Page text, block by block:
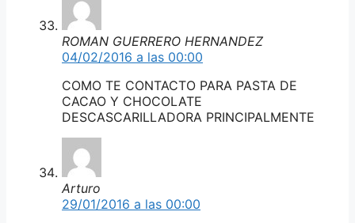
ROMAN GUERRERO HERNANDEZ
04/02/2016 a las 00:00
COMO TE CONTACTO PARA PASTA DE
CACAO Y CHOCOLATE
DESCASCARILLADORA PRINCIPALMENTE
Arturo
29/01/2016 a las 00:00